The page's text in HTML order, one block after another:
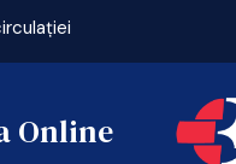
Online